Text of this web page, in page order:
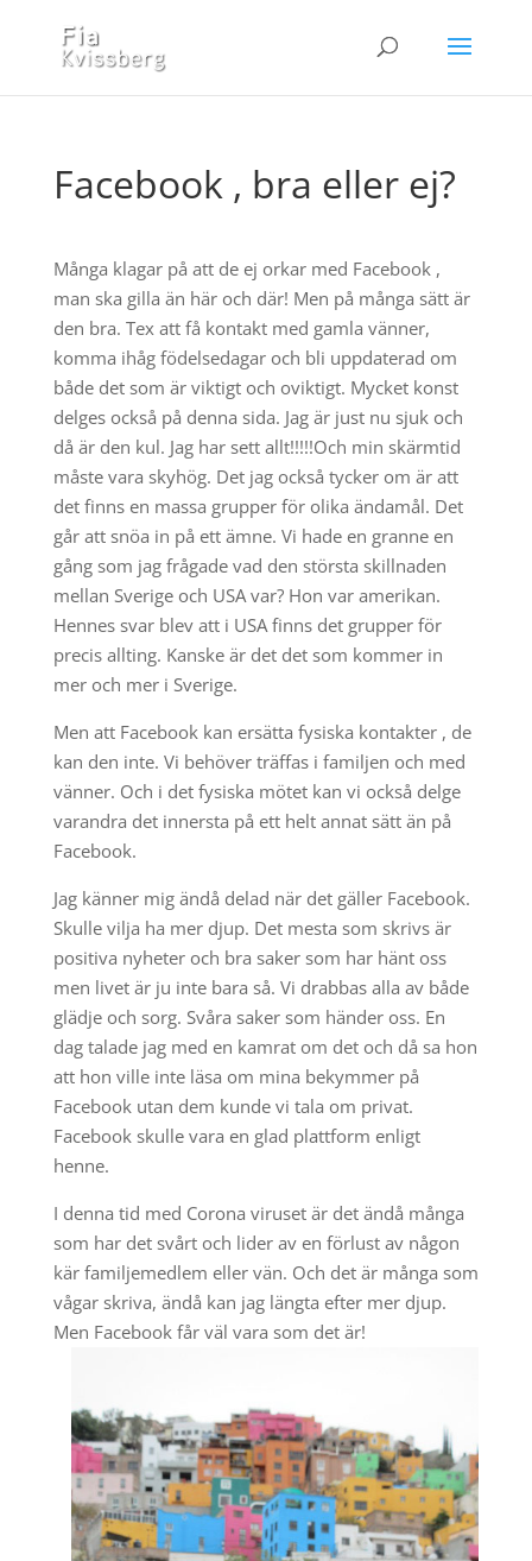
Facebook , bra eller ej?
Många klagar på att de ej orkar med Facebook ,
man ska gilla än här och där! Men på många sätt är
den bra. Tex att få kontakt med gamla vänner,
komma ihåg födelsedagar och bli uppdaterad om
både det som är viktigt och oviktigt. Mycket konst
delges också på denna sida. Jag är just nu sjuk och
då är den kul. Jag har sett allt!!!!!Och min skärmtid
måste vara skyhög. Det jag också tycker om är att
det finns en massa grupper för olika ändamål. Det
går att snöa in på ett ämne. Vi hade en granne en
gång som jag frågade vad den största skillnaden
mellan Sverige och USA var? Hon var amerikan.
Hennes svar blev att i USA finns det grupper för
precis allting. Kanske är det det som kommer in
mer och mer i Sverige.
Men att Facebook kan ersätta fysiska kontakter , de
kan den inte. Vi behöver träffas i familjen och med
vänner. Och i det fysiska mötet kan vi också delge
varandra det innersta på ett helt annat sätt än på
Facebook.
Jag känner mig ändå delad när det gäller Facebook.
Skulle vilja ha mer djup. Det mesta som skrivs är
positiva nyheter och bra saker som har hänt oss
men livet är ju inte bara så. Vi drabbas alla av både
glädje och sorg. Svåra saker som händer oss. En
dag talade jag med en kamrat om det och då sa hon
att hon ville inte läsa om mina bekymmer på
Facebook utan dem kunde vi tala om privat.
Facebook skulle vara en glad plattform enligt
henne.
I denna tid med Corona viruset är det ändå många
som har det svårt och lider av en förlust av någon
kär familjemedlem eller vän. Och det är många som
vågar skriva, ändå kan jag längta efter mer djup.
Men Facebook får väl vara som det är!